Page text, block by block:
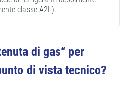
classe A2L).
di gas“ per
di vista tecnico?